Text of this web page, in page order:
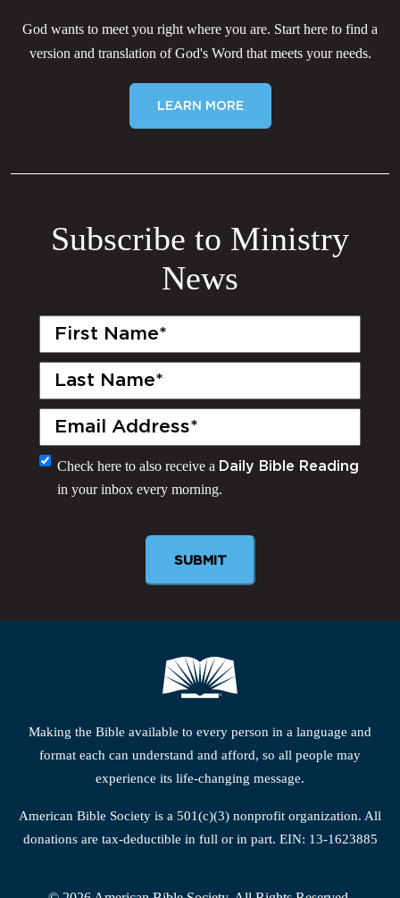
God wants to meet you right where you are. Start here to find a
version and translation of God's Word that meets your needs.
LEARN MORE
Subscribe to Ministry
News
First
Last
Email
(Required)
Monthly
Newsletter
Check here to also receive a Daily Bible Reading
in your inbox every morning.
Making the Bible available to every person in a language and
format each can understand and afford, so all people may
experience its life-changing message.
American Bible Society is a 501(c)(3) nonprofit organization. All
donations are tax-deductible in full or in part. EIN: 13-1623885